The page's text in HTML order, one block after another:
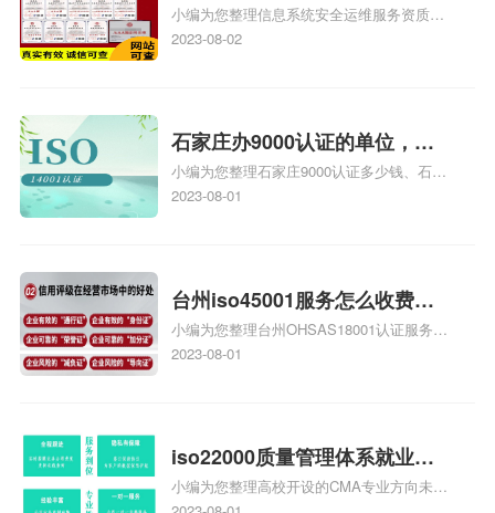
级费用，信息系统安全运维服
务资质二级
小编为您整理信息系统安全运维服务资质认
证证书机构有哪些、安全运维服务资质的费
体系认证知识，详情可查看下方正文！
2023-08-02
石家庄办9000认证的单位，石
家庄9000认证的公司
小编为您整理石家庄9000认证多少钱、石家
庄9000认证价格多少钱、石家庄9000认证
2023-08-01
台州iso45001服务怎么收费，
台州iso45001认证服务怎么收
费
小编为您整理台州OHSAS18001认证服务中
心哪家收费便宜、台州ISO9000认证，哪个
标准是什么相关iso体系认证知识，详情可
查看下方正文！
2023-08-01
iso22000质量管理体系就业方
向，质量管理与认证就业方向
小编为您整理高校开设的CMA专业方向未来